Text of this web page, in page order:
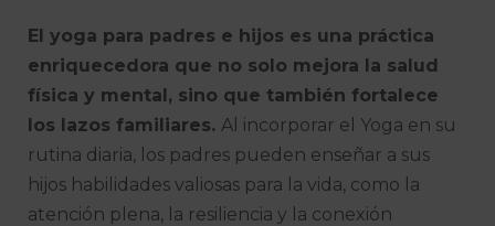
El yoga para padres e hijos es una práctica
enriquecedora que no solo mejora la salud
física y mental, sino que también fortalece
los lazos familiares. Al incorporar el Yoga en su
rutina diaria, los padres pueden enseñar a sus
hijos habilidades valiosas para la vida, como la
atención plena, la resiliencia y la conexión